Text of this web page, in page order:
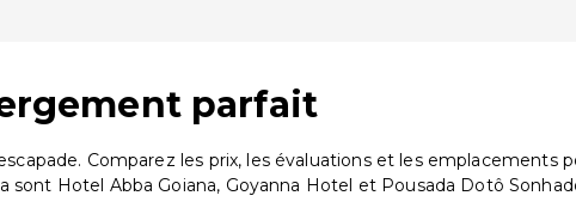
parfait
Comparez les prix, les évaluations et les emplacements
Hotel Abba Goiana, Goyanna Hotel et Pousada Dotô